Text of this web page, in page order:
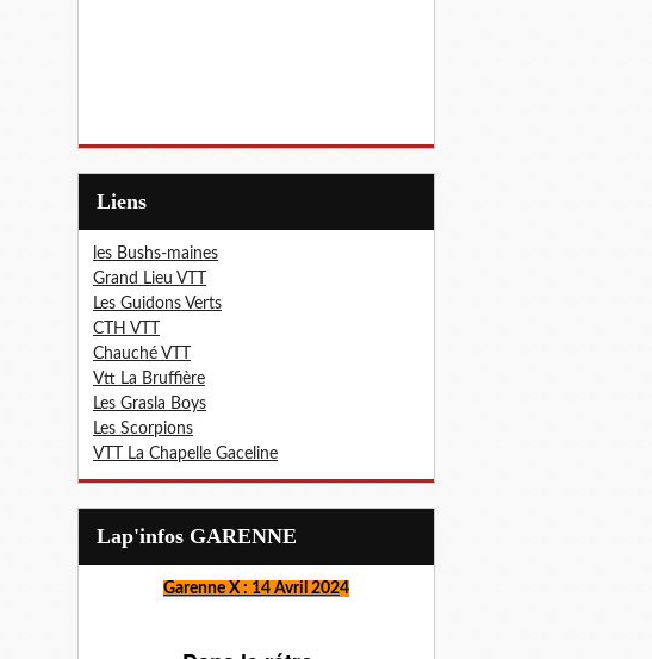
Liens
les Bushs-maines
Grand Lieu VTT
Les Guidons Verts
CTH VTT
Chauché VTT
Vtt La Bruffière
Les Grasla Boys
Les Scorpions
VTT La Chapelle Gaceline
Lap'infos GARENNE
Garenne X : 14 Avril 2024